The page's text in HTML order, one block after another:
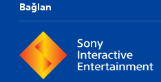
Bağlan